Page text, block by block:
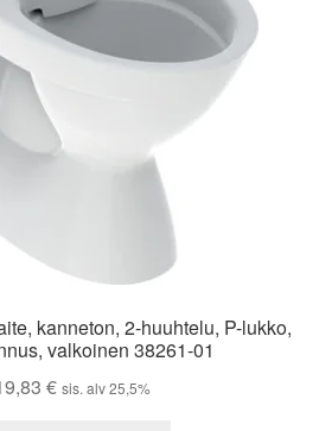
kanneton, 2-huuhtelu, P-lukko,
valkoinen 38261-01
€ sis. alv 25,5%